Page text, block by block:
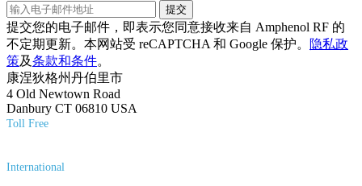
提交
提交您的电子邮件，即表示您同意接收来自 Amphenol RF 的
不定期更新。本网站受 reCAPTCHA 和 Google 保护。
隐私政
策及条款和条件。
康涅狄格州丹伯里市
4 Old Newtown Road
Danbury CT 06810 USA
Toll Free
International